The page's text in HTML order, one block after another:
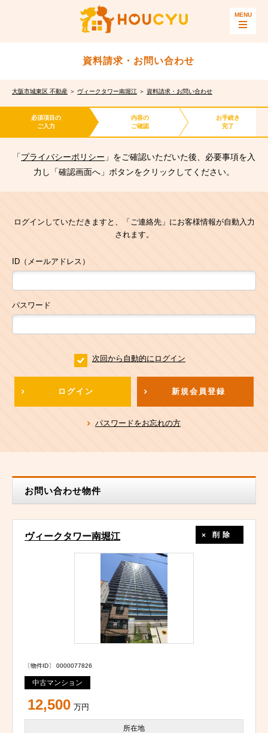
資料請求・お問い合わせ
大阪市城東区 不動産 ＞ ヴィークタワー南堀江 ＞ 資料請求・お問い合わせ
必須項目の
ご入力
内容の
ご確認
お手続き
完了
「プライバシーポリシー 」をご確認いただいた後、必要事項を入
力し「確認画面へ」ボタンをクリックしてください。
ログインしていただきますと、「ご連絡先」にお客様情報が自動入力
されます。
ID（メールアドレス）
パスワード
次回から自動的にログイン
ログイン 新規会員登録
パスワードをお忘れの方
お問い合わせ物件
ヴィークタワー南堀江 削除
〔物件ID〕 0000077826
中古マンション
12,500 万円
所在地